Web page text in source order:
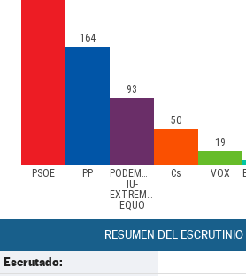
PSOE PP
PODEMOS-
IU-
EXTREMEÑOS-
EQUO
Cs VOX
164
93
50
19
RESUMEN DEL
Escrutado: